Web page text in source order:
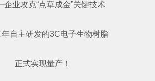
企业攻克“点草成金”关键技术
年自主研发的3C电子生物树脂
正式实现量产！